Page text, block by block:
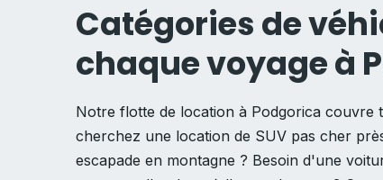
Catégories de
chaque voyage à
Notre flotte de location à Podgorica couvre
cherchez une location de SUV pas cher
escapade en montagne ? Besoin d'une